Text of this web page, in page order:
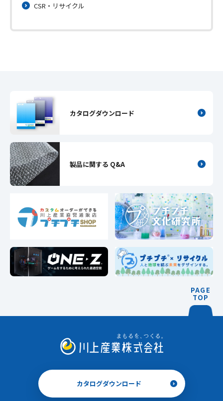
CSR・リサイクル
カタログダウンロード
製品に関する Q&A
PAGE
TOP
カタログダウンロード